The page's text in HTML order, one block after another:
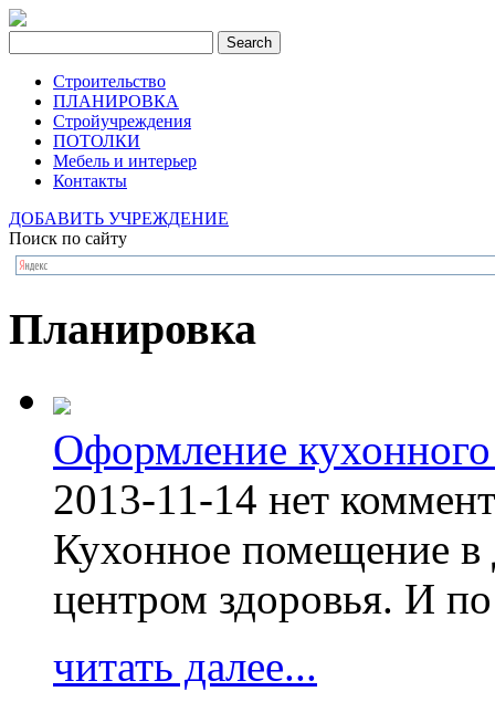
Строительство
ПЛАНИРОВКА
Стройучреждения
ПОТОЛКИ
Мебель и интерьер
Контакты
ДОБАВИТЬ УЧРЕЖДЕНИЕ
Поиск по сайту
Планировка
Оформление
2013-11-14 нет
Кухонное помещение в
центром здоровья. И
читать далее...